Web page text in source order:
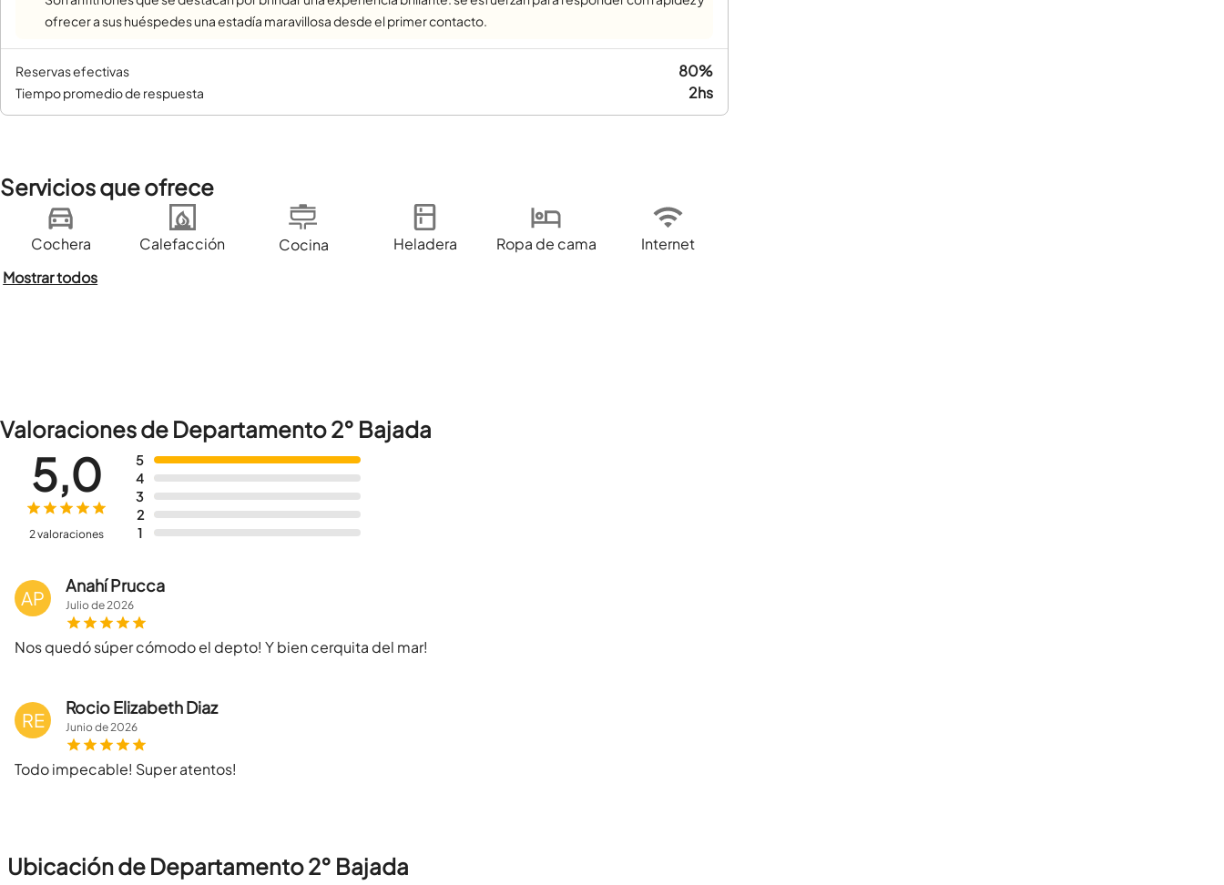
ofrecer a sus huéspedes una estadía maravillosa desde el primer contacto.
80%
reservas efectivas
2hs
tiempo promedio de respuesta
Servicios que ofrece
Cochera Calefacción Cocina Heladera Ropa de cama
Internet
Mostrar todos
Valoraciones de Departamento 2° Bajada
5
4
3
2
1
5,0
2 valoraciones
AP
Anahí Prucca
Juliode2026
Nos quedó súper cómodo el depto! Y bien cerquita del mar!
RE
Rocio Elizabeth Diaz
Juniode2026
Todo impecable! Super atentos!
Ubicación de Departamento 2° Bajada